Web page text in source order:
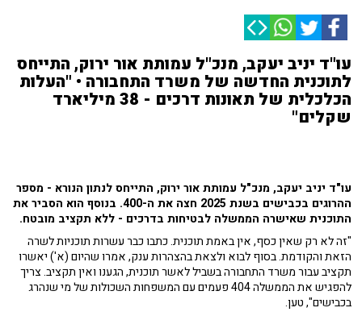
עו"ד יניב יעקב, מנכ"ל עמותת אור ירוק, התייחס
לתוכנית החדשה של משרד התחבורה • "העלות
הכלכלית של תאונות דרכים - 38 מיליארד
שקלים"
עו"ד יניב יעקב, מנכ"ל עמותת אור ירוק, התייחס לנתון הנורא - מספר
ההרוגים בכבישים בשנת 2025 חצה את ה-400. בנוסף הוא הסביר את
התוכנית שאישרה הממשלה לבטיחות בדרכים - ללא תקציב מובטח.
"זה לא רק שאין כסף, אין באמת תוכנית. כתבו כבר עשרות תוכניות לשרה
הזאת והקודמת. בסוף לבוא ולצאת בהצהרות ענק, אמרו שהיום (א') יאשרו
תקציב עבור משרד התחבורה בשביל לאשר תוכנית, הגענו ואין תקציב. צריך
להפגיש את הממשלה 404 פעמים עם המשפחות השכולות של מי שנהרג
בכבישים", טען.